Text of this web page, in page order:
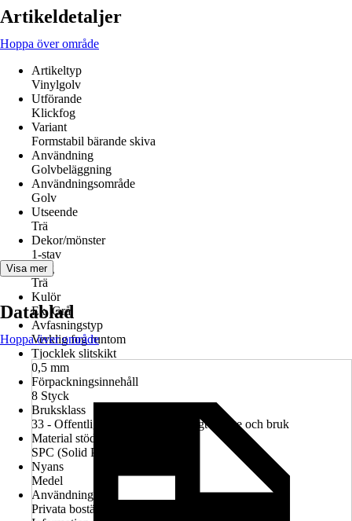
Artikeldetaljer
Hoppa över område
Artikeltyp
Vinylgolv
Utförande
Klickfog
Variant
Formstabil bärande skiva
Användning
Golvbeläggning
Användningsområde
Golv
Utseende
Trä
Dekor/mönster
1-stav
Färg
Trä
Kulör
Ek, Grå
Avfasningstyp
Verklig fog runtom
Tjocklek slitskikt
0,5 mm
Förpackningsinnehåll
8 Styck
Bruksklass
33 - Offentliga utrymmen med högt slitage och bruk
Material stödplatta
SPC (Solid Polymer Core)
Nyans
Medel
Användning
Privata bostäder, Kommersiellt
Visa mer
Datablad
Hoppa över område